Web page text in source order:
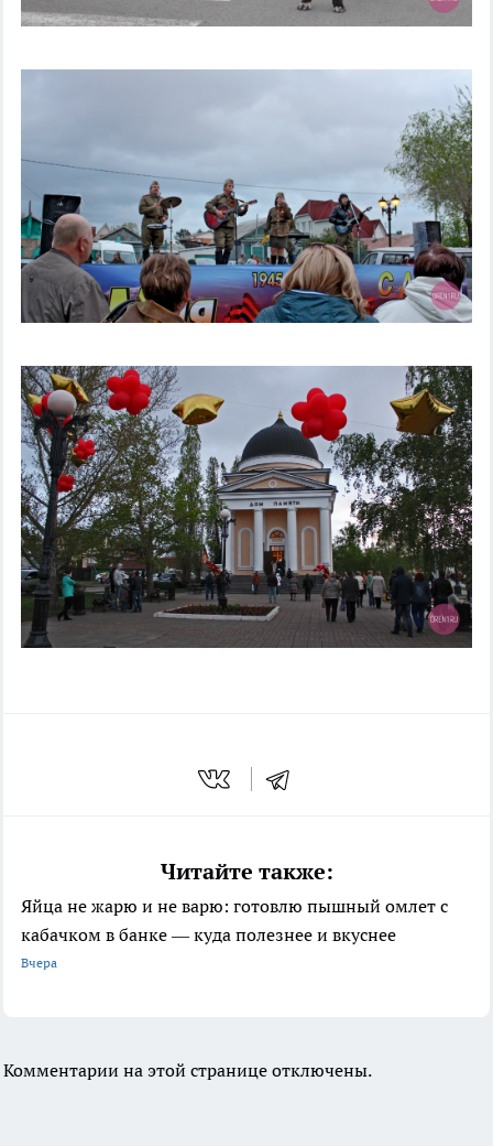
Читайте также:
Яйца не жарю и не варю: готовлю пышный омлет с
кабачком в банке — куда полезнее и вкуснее
Вчера
Комментарии на этой странице отключены.